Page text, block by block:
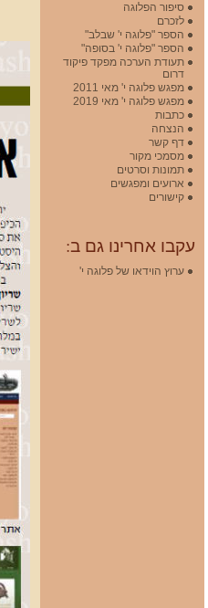
סיפור הפלוגה
לזכרם
הספר "פלוגה י' שבלב"
הספר "פלוגה י' בסופה"
תעודת הערכה מפקד פיקוד
דרום
מפגש פלוגה י' מאי 2011
מפגש פלוגה י' מאי 2019
כתבות
הנצחה
דף קשר
מסמכי מקור
תמונות וסרטים
ארועים ומפגשים
קישורים
עקבו אחרינו גם ב:
ערוץ הוידאו של פלוגה י'